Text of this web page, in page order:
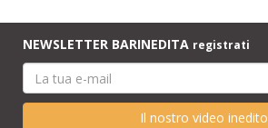
NEWSLETTER BARINEDITA registrati
Il nostro video inedito